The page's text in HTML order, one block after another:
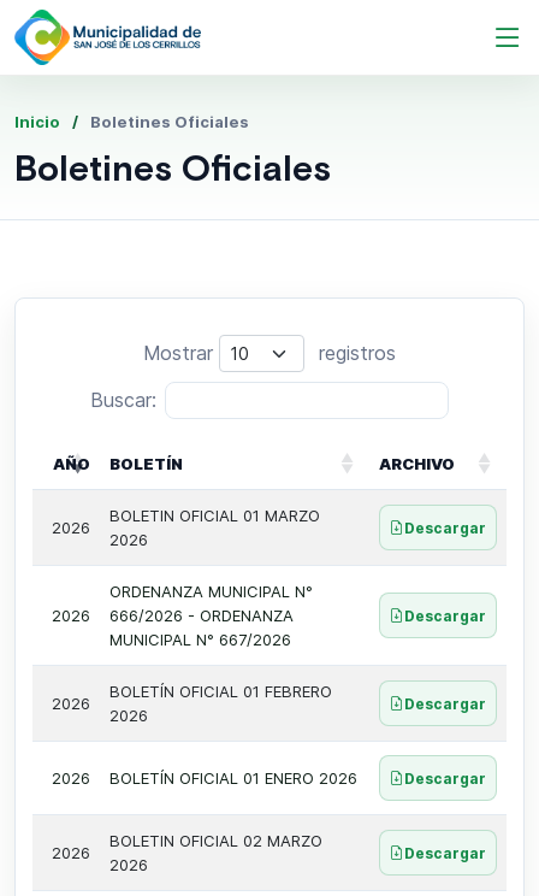
Inicio Boletines Oficiales
Boletines Oficiales
Mostrar
registros
Buscar:
AÑO BOLETÍN ARCHIVO
2026
BOLETIN OFICIAL 01 MARZO
2026
Descargar
2026
ORDENANZA MUNICIPAL N°
666/2026 - ORDENANZA
MUNICIPAL N° 667/2026
Descargar
2026
BOLETÍN OFICIAL 01 FEBRERO
2026
Descargar
2026 BOLETÍN OFICIAL 01 ENERO 2026 Descargar
2026
BOLETIN OFICIAL 02 MARZO
2026
Descargar